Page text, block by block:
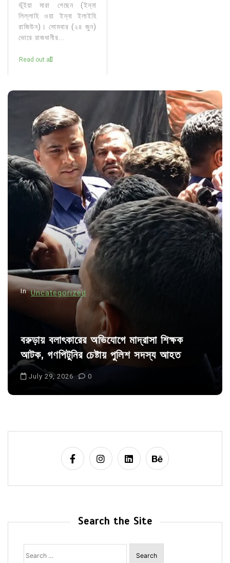
ভূঁইয়া মারা গেছেন (ইন্না
লিল্লাহি ওয়া ইন্না ইলাইহি
রাজিউন)। সোমবার (২৪ জুন)
ভোরে রাজধানীর...
Read out all
In Uncategorized
বরুড়ায় বলাৎকারের অভিযোগে মাদ্রাসা শিক্ষক
আটক, গণপিটুনির চেষ্টায় পুলিশ সদস্য আহত
July 29, 2026 0
Search the Site
Search
for: